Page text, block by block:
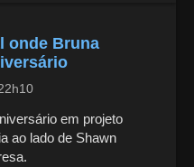
onde Bruna
em projeto
ao lado de Shawn